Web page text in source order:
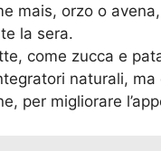
mais, orzo o avena,
la sera.
come zucca e
naturali, ma
per migliorare